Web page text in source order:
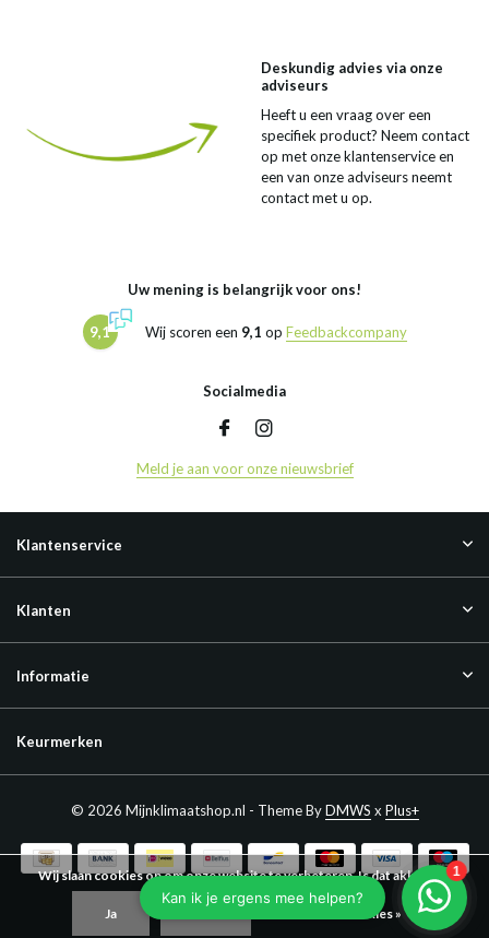
Deskundig advies via onze
adviseurs
Heeft u een vraag over een
specifiek product? Neem contact
op met onze klantenservice en
een van onze adviseurs neemt
contact met u op.
Uw mening is belangrijk voor ons!
9,1 Wij scoren een 9,1 op Feedbackcompany
Socialmedia
Meld je aan voor onze nieuwsbrief
Klantenservice
Klanten
Informatie
Keurmerken
© 2026 Mijnklimaatshop.nl - Theme ByDMWS x Plus+
Wij slaan cookies op om onze website te verbeteren. Is dat akkoord?
Ja Meer over cookies »